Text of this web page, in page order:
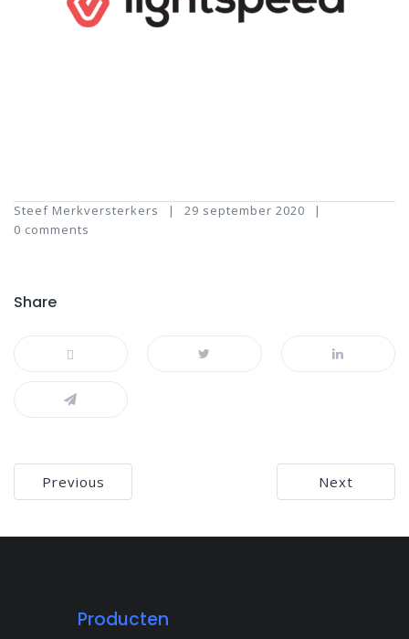
Steef Merkversterkers
29 september 2020
0 comments
Share
Bericht
navigatie
Previous Next
Producten